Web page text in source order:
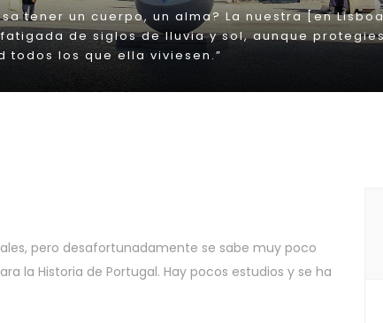
pero desafortunadamente se sabe muy poco
la Historia de Portugal. Hay pocos estudios y se ha